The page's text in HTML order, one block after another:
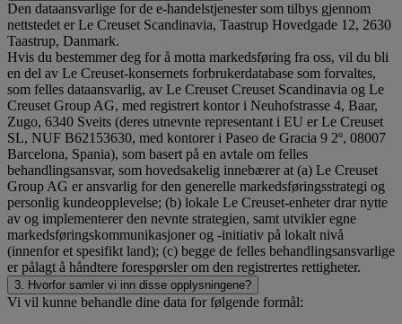
Den dataansvarlige for de e-handelstjenester som tilbys gjennom
nettstedet er Le Creuset Scandinavia, Taastrup Hovedgade 12, 2630
Taastrup, Danmark.
Hvis du bestemmer deg for å motta markedsføring fra oss, vil du bli
en del av Le Creuset-konsernets forbrukerdatabase som forvaltes,
som felles dataansvarlig, av Le Creuset Creuset Scandinavia og Le
Creuset Group AG, med registrert kontor i Neuhofstrasse 4, Baar,
Zugo, 6340 Sveits (deres utnevnte representant i EU er Le Creuset
SL, NUF B62153630, med kontorer i Paseo de Gracia 9 2º, 08007
Barcelona, Spania), som basert på en avtale om felles
behandlingsansvar, som hovedsakelig innebærer at (a) Le Creuset
Group AG er ansvarlig for den generelle markedsføringsstrategi og
personlig kundeopplevelse; (b) lokale Le Creuset-enheter drar nytte
av og implementerer den nevnte strategien, samt utvikler egne
markedsføringskommunikasjoner og -initiativ på lokalt nivå
(innenfor et spesifikt land); (c) begge de felles behandlingsansvarlige
er pålagt å håndtere forespørsler om den registrertes rettigheter.
3. Hvorfor samler vi inn disse opplysningene?
Vi vil kunne behandle dine data for følgende formål: